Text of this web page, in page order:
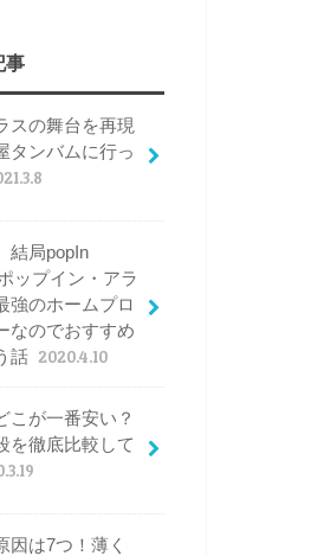
事
スの舞台を再現
タンバムに行っ
局popIn
ップイン・アラ
強のホームプロ
なのでおすすめ
話 2020.4.10
こが一番安い？
を徹底比較して
因は7つ！薄く